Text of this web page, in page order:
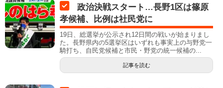
政治決戦スタート…長野1区は篠原
孝候補、比例は社民党に
19日、総選挙が公示され12日間の戦いが始まりまし
た。長野県内の5選挙区はいずれも事実上の与野党一
騎打ち、自民党候補と市民・野党の統一候補の...
記事を読む